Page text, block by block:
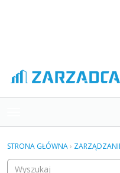
o
g
Kategorie
STRONA GŁÓWNA›